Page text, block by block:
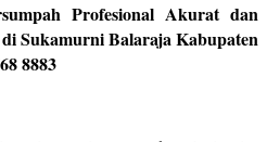
Profesional Akurat dan
Sukamurni Balaraja Kabupaten
8883